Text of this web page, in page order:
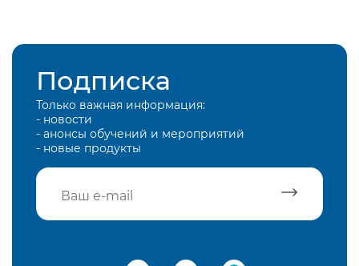
Подписка
Только важная информация:
- новости
- анонсы обучений и мероприятий
- новые продукты